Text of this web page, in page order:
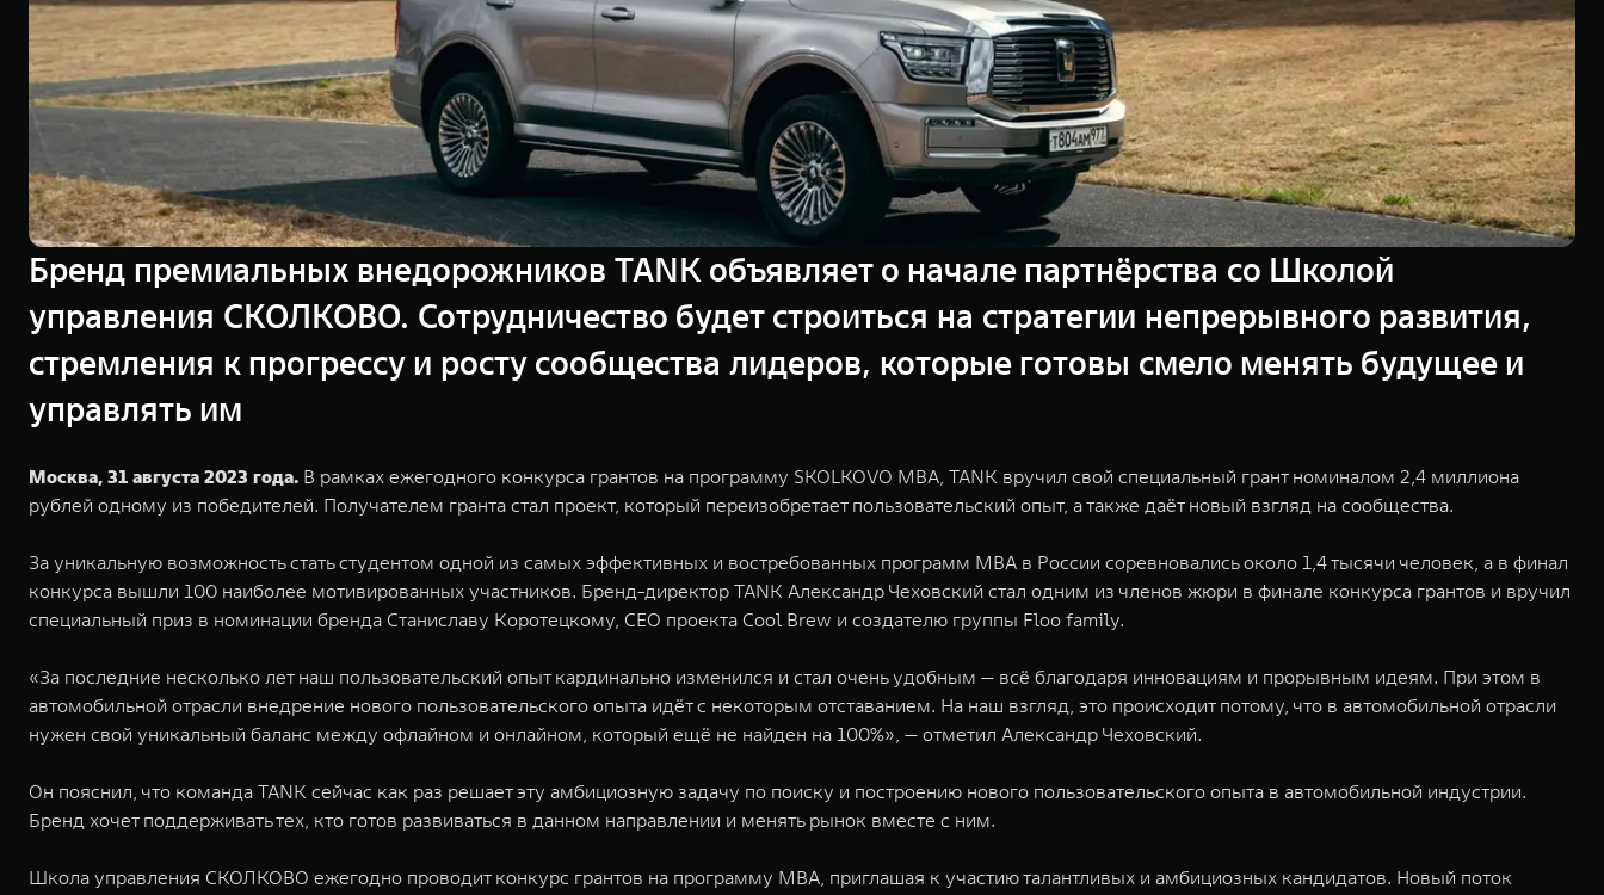
Бренд премиальных внедорожников TANK объявляет о начале партнёрства со Школой
управления СКОЛКОВО. Сотрудничество будет строиться на стратегии непрерывного развития,
стремления к прогрессу и росту сообщества лидеров, которые готовы смело менять будущее и
управлять им
Москва, 31 августа 2023 года. В рамках ежегодного конкурса грантов на программу SKOLKOVO MBA, TANK вручил свой специальный грант номиналом 2,4 миллиона
рублей одному из победителей. Получателем гранта стал проект, который переизобретает пользовательский опыт, а также даёт новый взгляд на сообщества.
За уникальную возможность стать студентом одной из самых эффективных и востребованных программ MBA в России соревновались около 1,4 тысячи человек, а в финал
конкурса вышли 100 наиболее мотивированных участников. Бренд-директор TANK Александр Чеховский стал одним из членов жюри в финале конкурса грантов и вручил
специальный приз в номинации бренда Станиславу Коротецкому, CEO проекта Cool Brew и создателю группы Floo family.
«За последние несколько лет наш пользовательский опыт кардинально изменился и стал очень удобным — всё благодаря инновациям и прорывным идеям. При этом в
автомобильной отрасли внедрение нового пользовательского опыта идёт с некоторым отставанием. На наш взгляд, это происходит потому, что в автомобильной отрасли
нужен свой уникальный баланс между офлайном и онлайном, который ещё не найден на 100%», — отметил Александр Чеховский.
Он пояснил, что команда TANK сейчас как раз решает эту амбициозную задачу по поиску и построению нового пользовательского опыта в автомобильной индустрии.
Бренд хочет поддерживать тех, кто готов развиваться в данном направлении и менять рынок вместе с ним.
Школа управления СКОЛКОВО ежегодно проводит конкурс грантов на программу MBA, приглашая к участию талантливых и амбициозных кандидатов. Новый поток